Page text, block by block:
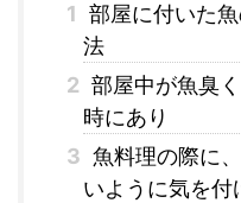
1 部屋に付いた
法
2 部屋中が魚臭
時にあり
3 魚料理の際に
いように気を付